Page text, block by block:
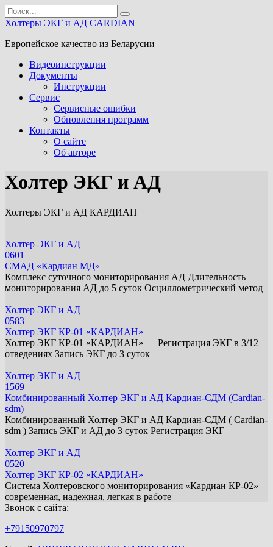
Перейти
к
контенту
Search
for:
Холтеры ЭКГ и АД CARDIAN
Европейское качество из Беларусии
Видеоинструкции
Документы
Инструкции
Сервис
Сервисные ошибки
Обновления программ
Контакты
О сайте
Об авторе
Холтер ЭКГ и АД
Холтеры ЭКГ и АД КАРДИАН
Холтер ЭКГ и АД
0601
СМАД «Кардиан МД»
Комплекс суточного мониторирования АД Длительность
мониторирования АД до 5 суток Осциллометрический метод
Холтер ЭКГ и АД
0583
Холтер ЭКГ КР-01 «КАРДИАН»
Холтер ЭКГ КР-01 «КАРДИАН» — Регистрация ЭКГ в 3/12
отведениях Запись ЭКГ до 3 суток
Холтер ЭКГ и АД
1 569
Комбинированный Холтер ЭКГ и АД Кардиан-СДМ (Cardian-
sdm)
Комбинированный Холтер ЭКГ и АД Кардиан-СДМ ( Cardian-
sdm ) Запись ЭКГ и АД до 3 суток Регистрация ЭКГ
Холтер ЭКГ и АД
0520
Холтер ЭКГ КР-02 «КАРДИАН»
Система Холтеровского мониторирования «Кардиан КР-02» –
современная, надежная, легкая в работе
Звонок с сайта:
+79150970797